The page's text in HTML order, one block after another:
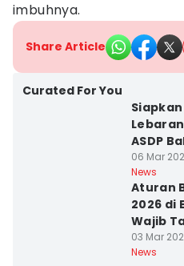
imbuhnya.
Share Article
Curated For You
ASDP
06 Mar
News
Aturan
2026 di
Wajib
03 Mar
News